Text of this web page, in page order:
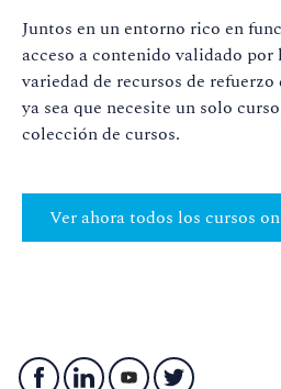
Juntos en un entorno rico en
acceso a contenido validado
variedad de recursos de
ya sea que necesite un solo
colección de cursos.
Ver ahora todos los cursos